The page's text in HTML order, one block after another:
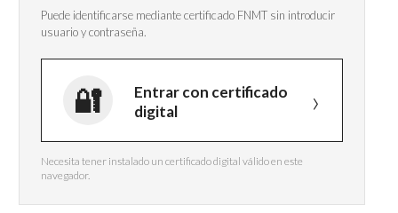
Puede identificarse mediante certificado FNMT sin introducir
usuario y contraseña.
Entrar con certificado
digital
Necesita tener instalado un certificado digital válido en este
navegador.